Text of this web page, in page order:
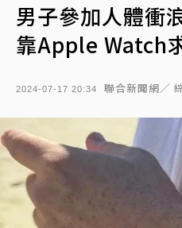
男子參加人體衝
靠Apple Watch
2024-07-17 20:34 聯合新聞網／